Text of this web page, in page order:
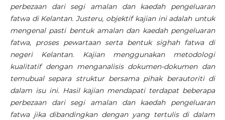
perbezaan dari segi amalan dan kaedah pengeluaran
fatwa di Kelantan. Justeru, objektif kajian ini adalah untuk
mengenal pasti bentuk amalan dan kaedah pengeluaran
fatwa, proses pewartaan serta bentuk sighah fatwa di
negeri Kelantan. Kajian menggunakan metodologi
kualitatif dengan menganalisis dokumen-dokumen dan
temubual separa struktur bersama pihak berautoriti di
dalam isu ini. Hasil kajian mendapati terdapat beberapa
perbezaan dari segi amalan dan kaedah pengeluaran
fatwa jika dibandingkan dengan yang tertulis di dalam